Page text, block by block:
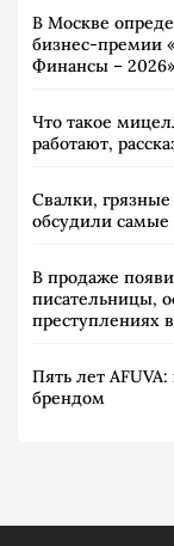
В Москве
бизнес-премии
Финансы – 2026»
Что такое
работают,
Свалки,
обсудили самые
В продаже
писательницы,
преступлениях
Пять лет
брендом